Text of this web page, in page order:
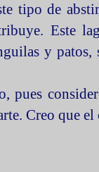
tipo de
Este
y
pues
Creo que